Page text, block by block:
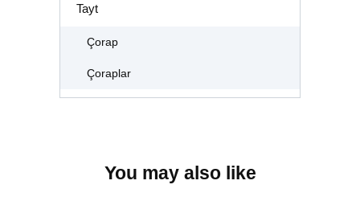
Tayt
Çorap
Çoraplar
You may also like